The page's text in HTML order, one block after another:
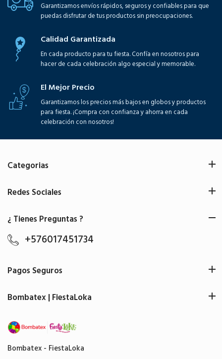
Garantizamos envíos rápidos, seguros y confiables para que
puedas disfrutar de tus productos sin preocupaciones.
Calidad Garantizada
En cada producto para tu fiesta. Confía en nosotros para
hacer de cada celebración algo especial y memorable.
El Mejor Precio
Garantizamos los precios más bajos en globos y productos
para fiesta. ¡Compra con confianza y ahorra en cada
celebración con nosotros!
Bombatex - FiestaLoka
Categorias
Redes Sociales
¿ Tienes Preguntas ?
+576017451734
Pagos Seguros
Bombatex | FiestaLoka